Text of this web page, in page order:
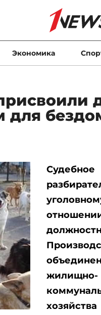
Экономика
для
Судебное
жилищно-
хозяйства